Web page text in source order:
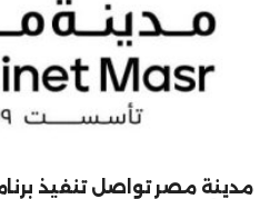
مدينة مصر تواصل تنفيذ